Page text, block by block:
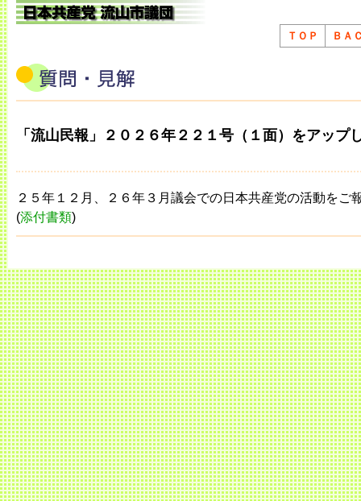
ＴＯＰ ＢＡ
「流山民報」２０２６年２２１号（１面）をアップ
２５年１２月、２６年３月議会での日本共産党の活動を
(添付書類)